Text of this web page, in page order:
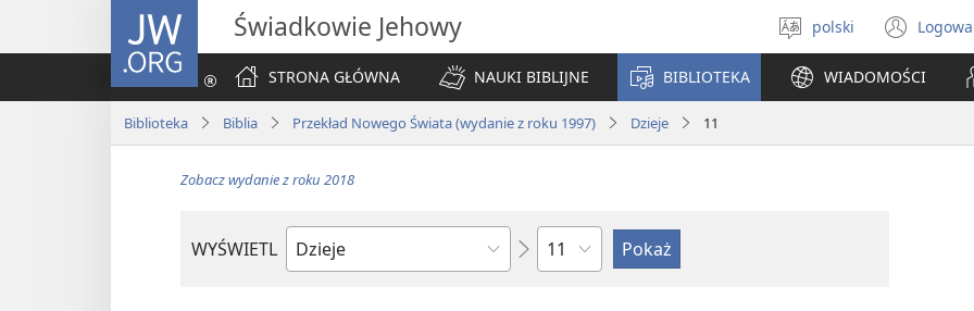
JW.ORG Świadkowie Jehowy
Wybór
języka
polski
new
STRONA GŁÓWNA
NAUKI BIBLIJNE BIBLIOTEKA WIADOMOŚCI
Biblioteka Biblia Przekład Nowego Świata (wydanie z roku 1997) Dzieje 11
Zobacz wydanie z roku 2018
WYŚWIETL
według
według
rozdziałów